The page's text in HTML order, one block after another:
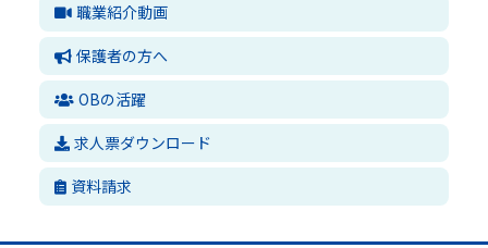
職業紹介動画
保護者の方へ
OBの活躍
求人票ダウンロード
資料請求